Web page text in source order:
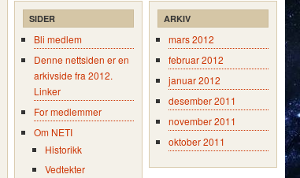
SIDER
Bli medlem
Denne nettsiden er en
arkivside fra 2012.
Linker
For medlemmer
Om NETI
Historikk
Vedtekter
ARKIV
mars 2012
februar 2012
januar 2012
desember 2011
november 2011
oktober 2011